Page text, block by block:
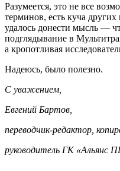
Разумеется, это не все
терминов, есть куча
удалось донести мысль —
подглядывание в
а кропотливая
Надеюсь, было полезно.
С уважением,
Евгений Бартов,
переводчик-редактор,
руководитель ГК «Альянс